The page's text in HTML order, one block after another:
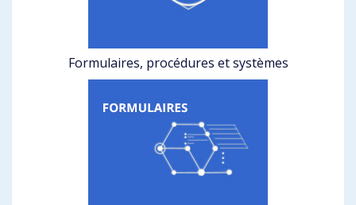
Formulaires, procédures et systèmes